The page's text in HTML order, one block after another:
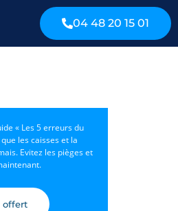
04 48 20 15 01
« Les 5 erreurs du
les caisses et la
Evitez les pièges et
offert